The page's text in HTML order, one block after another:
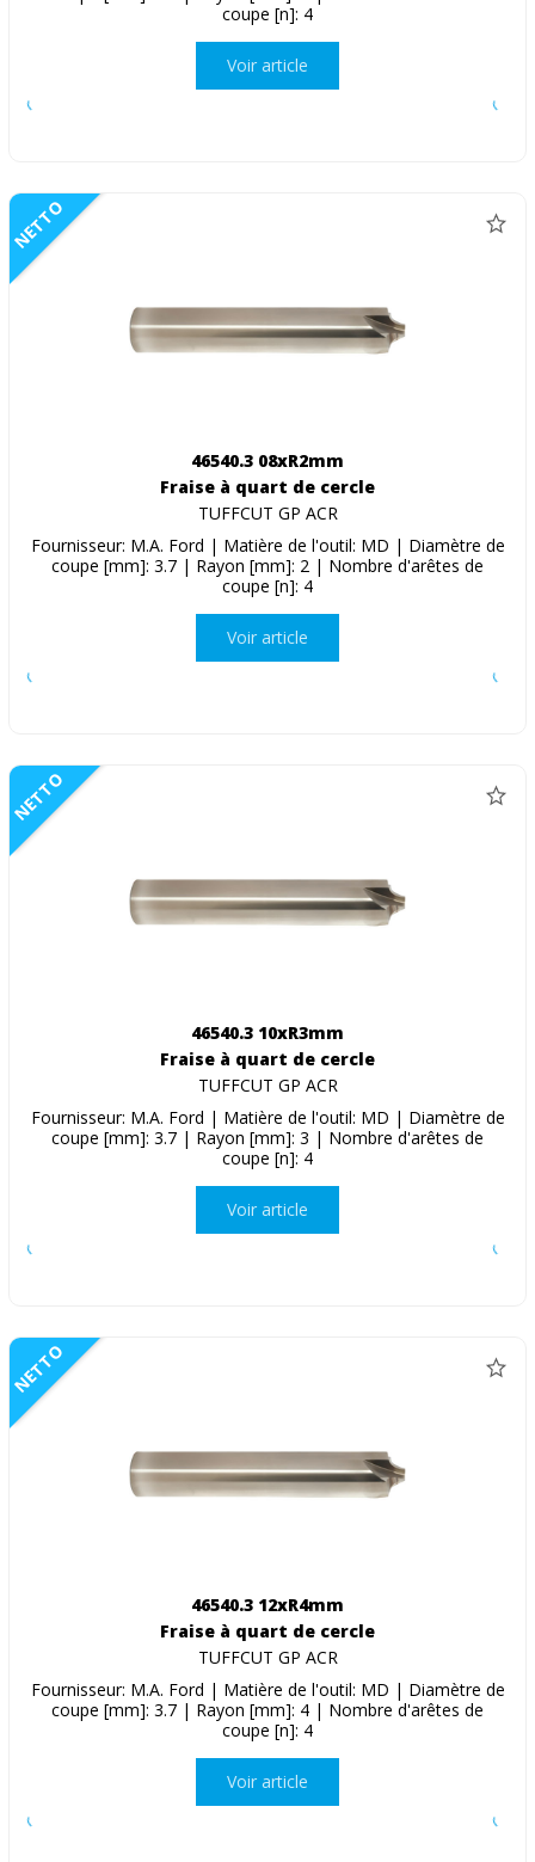
coupe [n]: 4
Voir article
NETTO
46540.3 08xR2mm
Fraise à quart de cercle
TUFFCUT GP ACR
Fournisseur: M.A. Ford | Matière de l'outil: MD | Diamètre de
coupe [mm]: 3.7 | Rayon [mm]: 2 | Nombre d'arêtes de
coupe [n]: 4
Voir article
NETTO
46540.3 10xR3mm
Fraise à quart de cercle
TUFFCUT GP ACR
Fournisseur: M.A. Ford | Matière de l'outil: MD | Diamètre de
coupe [mm]: 3.7 | Rayon [mm]: 3 | Nombre d'arêtes de
coupe [n]: 4
Voir article
NETTO
46540.3 12xR4mm
Fraise à quart de cercle
TUFFCUT GP ACR
Fournisseur: M.A. Ford | Matière de l'outil: MD | Diamètre de
coupe [mm]: 3.7 | Rayon [mm]: 4 | Nombre d'arêtes de
coupe [n]: 4
Voir article